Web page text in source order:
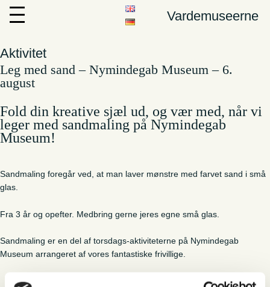
Vardemuseerne
Aktivitet
Leg med sand – Nymindegab Museum – 6.
august
Fold din kreative sjæl ud, og vær med, når vi
leger med sandmaling på Nymindegab
Museum!
Sandmaling foregår ved, at man laver mønstre med farvet sand i små
glas.
Fra 3 år og opefter. Medbring gerne jeres egne små glas.
Sandmaling er en del af torsdags-aktiviteterne på Nymindegab
Museum arrangeret af vores fantastiske frivillige.